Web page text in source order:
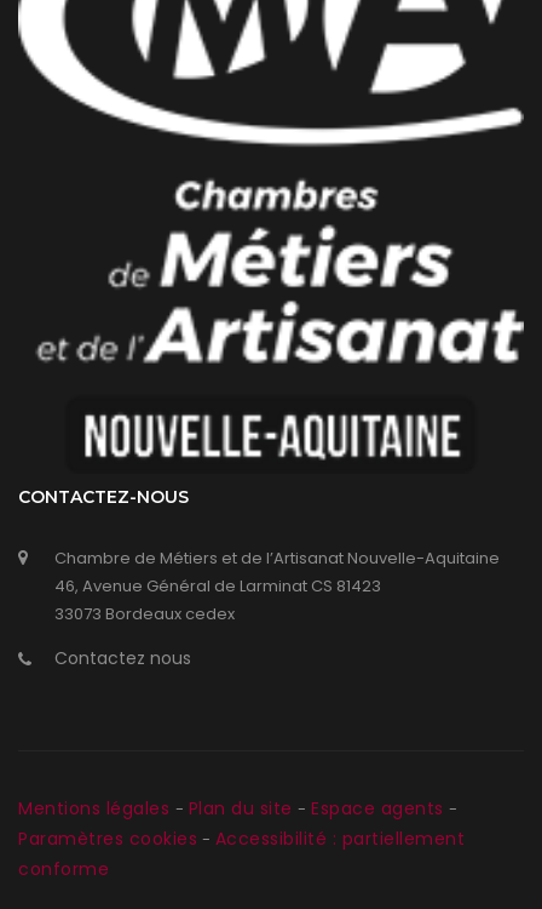
CONTACTEZ-NOUS
Chambre de Métiers et de l’Artisanat Nouvelle-Aquitaine
46, Avenue Général de Larminat CS 81423
33073 Bordeaux cedex
Contactez nous
Mentions légales - Plan du site - Espace agents -
Paramètres cookies - Accessibilité : partiellement
conforme